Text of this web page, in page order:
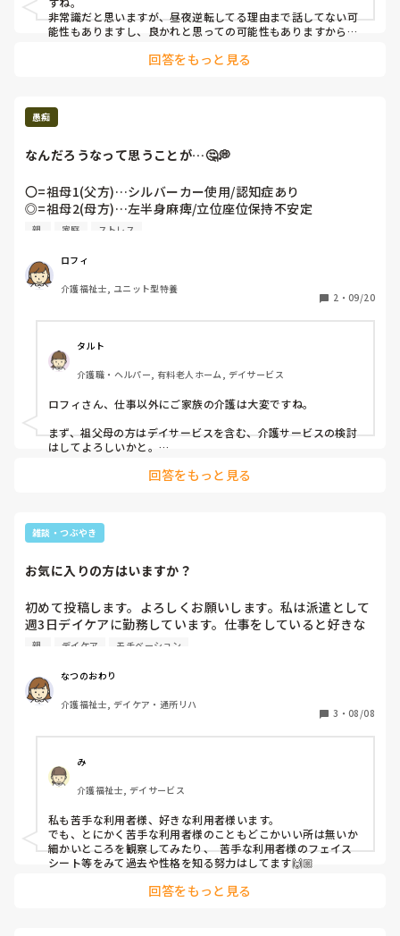
それをね、彼女のお父さんに言ったら…。
バイトで朝早く行かなきゃならない時に
前夜服用してると。
風の時のパブロンとかと訳違うよ？？
本当の意味での睡眠障害では無いのに
簡単にそんなものを渡すって
私の常識ではあり得ないんだけど！！
どう考えても
あり得ないと思うんだけど。
なんか、何か受け入れにくいんだけど…。
非常識だと思いますが、昼夜逆転してる理由まで話してない可
能性もありますし、良かれと思っての可能性もありますから、
回答をもっと見る
愚痴
なんだろうなって思うことが…🤔💭
〇=祖母1(父方)…シルバーカー使用/認知症あり
◎=祖母2(母方)…左半身麻痺/立位座位保持不安定
◓=祖父(母方)…認知症ほぼ確/記憶保持数秒/徘徊
主は母で、サポートは娘の自分です
「曾孫の面倒あるし」
「家大変で(問題児ニート40代がいるから)」
と手伝ってはくれません…
来てくれても忙しくなる時間には帰ってしまう
自分は午後のみの仕事(5時間)で働いてますが、
朝は病院などの対応のヘルプ
◒の病院で母もいない時は◓の昼食の対応などします
休みはほぼ家で介護のヘルプです
1人で出かけれる日は月に1回できればレアケースです
私以外の孫たちも手伝ってはくれず、
自由に好きに生きてる感じです
母もストレスかなり溜まってきている状態…
ケアマネは〇達が何かあれば病院に連れていく事に
「すぐ病院に連れてくとか、甘やかしてる」とか
「甘やかすから歩けなくなるんだよ」とかいいます
なんか疲れました…
母の方が疲れてるってのに、自分ダメですね…
親 家庭 ストレス
ロフィ
介護福祉士, ユニット型特養
2 ・ 09/20
タルト
介護職・ヘルパー, 有料老人ホーム, デイサービス
ロフィさん、仕事以外にご家族の介護は大変ですね。
まず、祖父母の方はデイサービスを含む、介護サービスの検討
はしてよろしいかと。
まずは、日中だけでもお母さまが息つける時間を確保できれば
施設であれば、親類で足りないところを折半など、話し合って
みてはいかがでしょうか？
回答をもっと見る
雑談・つぶやき
お気に入りの方はいますか？
初めて投稿します。よろしくお願いします。私は派遣として
週3日デイケアに勤務しています。仕事をしていると好きな
利用者さん、苦手な利用者さんっていると思うのですが。私
者さんがお母さんのような気がしてついついその人のそばに
行ってしまいます。トイレ介助はその人を優先するし隣に座
って話したりします。皆さんはそういうお気に入りの方はい
親 デイケア モチベーション
なつのおわり
介護福祉士, デイケア・通所リハ
3 ・ 08/08
み
介護福祉士, デイサービス
私も苦手な利用者様、好きな利用者様います。
でも、とにかく苦手な利用者様のこともどこかいい所は無いか
細かいところを観察してみたり、	苦手な利用者様のフェイス
シート等をみて過去や性格を知る努力はしてます🙌🏼
回答をもっと見る